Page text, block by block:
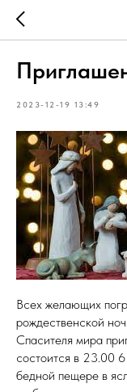
2023-12-19 13:49
Всех желающих
рождественской
Спасителя мира
состоится в 23.00
бедной пещере в